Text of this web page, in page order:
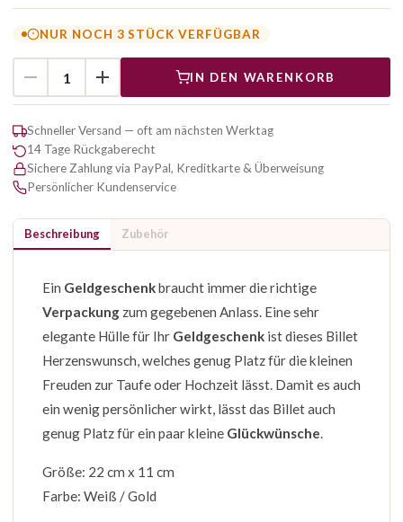
NUR NOCH 3 STÜCK VERFÜGBAR
IN DEN WARENKORB
Schneller Versand — oft am nächsten Werktag
14 Tage Rückgaberecht
Sichere Zahlung via PayPal, Kreditkarte & Überweisung
Persönlicher Kundenservice
Beschreibung Zubehör
Ein Geldgeschenkbraucht immer die richtige
Verpackung zum gegebenen Anlass. Eine sehr
elegante Hülle für Ihr Geldgeschenk ist dieses Billet
Herzenswunsch, welches genug Platz für die kleinen
Freuden zur Taufe oder Hochzeit lässt. Damit es auch
ein wenig persönlicher wirkt, lässt das Billet auch
genug Platz für ein paar kleine Glückwünsche.
Größe: 22 cm x 11 cm
Farbe: Weiß / Gold